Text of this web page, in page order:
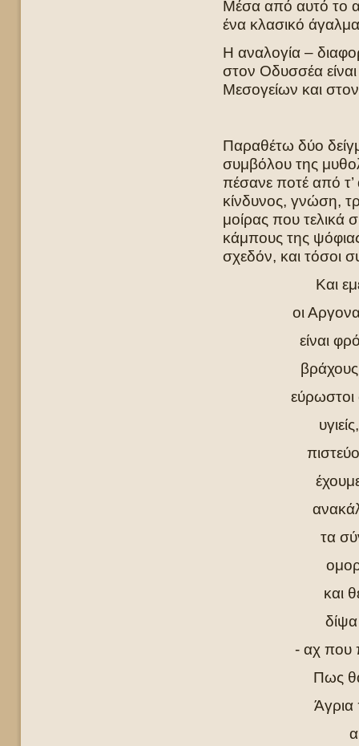
Μέσα από αυτό το
ένα κλασικό
Η αναλογία –
στον Οδυσσέα
Μεσογείων και
Παραθέτω δύο
συμβόλου της
πέσανε ποτέ από
κίνδυνος, γνώση,
μοίρας που τελικά
κάμπους της
σχεδόν, και τόσοι
Και
οι
είναι
βράχους
εύρωστοι
τα
και
- αχ που
Πως
Άγρια